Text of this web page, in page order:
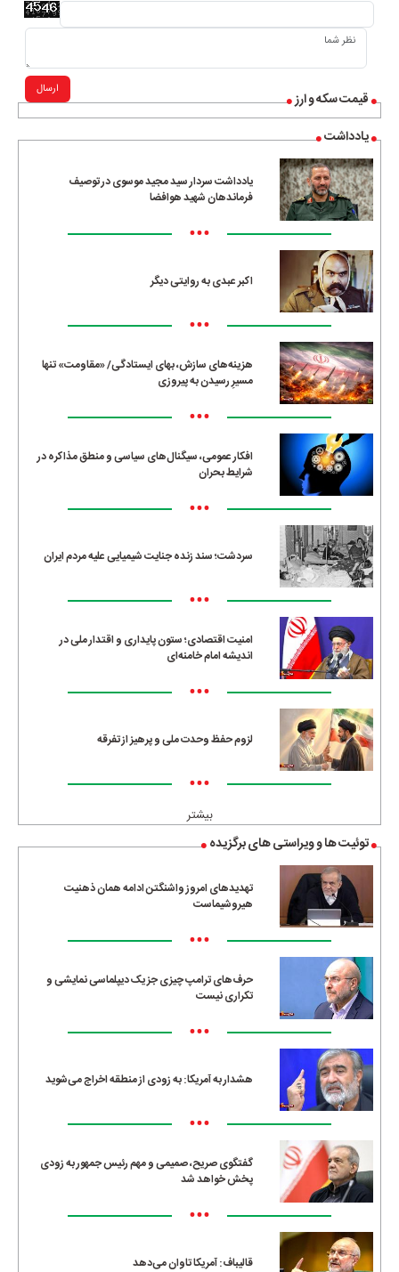
قیمت سکه و ارز
یادداشت
یادداشت سردار سید مجید موسوی در توصیف
فرماندهان شهید هوافضا
•••
اکبر عبدی به روایتی دیگر
•••
هزینه‌های سازش، بهای ایستادگی/ «مقاومت» تنها
مسیرِ رسیدن به پیروزی
•••
افکار عمومی، سیگنال‌های سیاسی و منطق مذاکره در
شرایط بحران
•••
سردشت؛ سند زنده جنایت شیمیایی علیه مردم ایران
•••
امنیت اقتصادی؛ ستون پایداری و اقتدار ملی در
اندیشه امام خامنه‌ای
•••
لزوم حفظ وحدت ملی و پرهیز از تفرقه
•••
بیشتر
توئیت ها و ویراستی های برگزیده
تهدیدهای امروز واشنگتن ادامه همان ذهنیت
هیروشیماست
•••
حرف‌های ترامپ چیزی جز یک دیپلماسی نمایشی و
تکراری نیست
•••
هشدار به آمریکا: به زودی از منطقه اخراج می‌شوید
•••
گفتگوی صریح، صمیمی و مهم رئیس جمهور به زودی
پخش خواهد شد
•••
قالیباف: آمریکا تاوان می‌دهد
ارسال